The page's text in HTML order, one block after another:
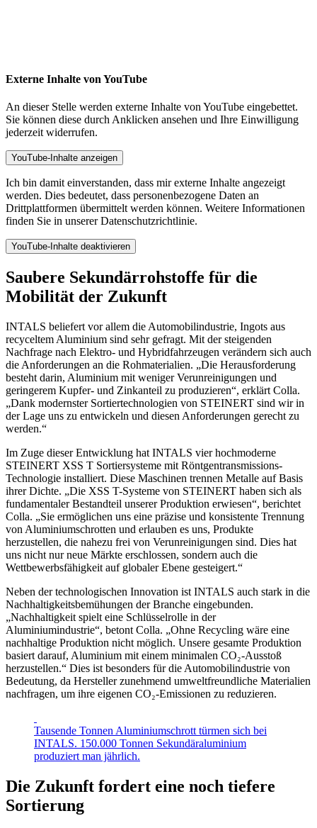
Externe Inhalte von YouTube
An dieser Stelle werden externe Inhalte von YouTube eingebettet.
Sie können diese durch Anklicken ansehen und Ihre Einwilligung
jederzeit widerrufen.
YouTube-Inhalte anzeigen
Ich bin damit einverstanden, dass mir externe Inhalte angezeigt
werden. Dies bedeutet, dass personenbezogene Daten an
Drittplattformen übermittelt werden können. Weitere Informationen
finden Sie in unserer Datenschutzrichtlinie.
YouTube-Inhalte deaktivieren
Saubere Sekundärrohstoffe für die
Mobilität der Zukunft
INTALS beliefert vor allem die Automobilindustrie, Ingots aus
recyceltem Aluminium sind sehr gefragt. Mit der steigenden
Nachfrage nach Elektro- und Hybridfahrzeugen verändern sich auch
die Anforderungen an die Rohmaterialien. „Die Herausforderung
besteht darin, Aluminium mit weniger Verunreinigungen und
geringerem Kupfer- und Zinkanteil zu produzieren“, erklärt Colla.
„Dank modernster Sortiertechnologien von STEINERT sind wir in
der Lage uns zu entwickeln und diesen Anforderungen gerecht zu
werden.“
Im Zuge dieser Entwicklung hat INTALS vier hochmoderne
STEINERT XSS T Sortiersysteme mit Röntgentransmissions-
Technologie installiert. Diese Maschinen trennen Metalle auf Basis
ihrer Dichte. „Die XSS T-Systeme von STEINERT haben sich als
fundamentaler Bestandteil unserer Produktion erwiesen“, berichtet
Colla. „Sie ermöglichen uns eine präzise und konsistente Trennung
von Aluminiumschrotten und erlauben es uns, Produkte
herzustellen, die nahezu frei von Verunreinigungen sind. Dies hat
uns nicht nur neue Märkte erschlossen, sondern auch die
Wettbewerbsfähigkeit auf globaler Ebene gesteigert.“
Neben der technologischen Innovation ist INTALS auch stark in die
Nachhaltigkeitsbemühungen der Branche eingebunden.
„Nachhaltigkeit spielt eine Schlüsselrolle in der
Aluminiumindustrie“, betont Colla. „Ohne Recycling wäre eine
nachhaltige Produktion nicht möglich. Unsere gesamte Produktion
basiert darauf, Aluminium mit einem minimalen CO₂-Ausstoß
herzustellen.“ Dies ist besonders für die Automobilindustrie von
Bedeutung, da Hersteller zunehmend umweltfreundliche Materialien
nachfragen, um ihre eigenen CO₂-Emissionen zu reduzieren.
Tausende Tonnen Aluminiumschrott türmen sich bei
INTALS. 150.000 Tonnen Sekundäraluminium
produziert man jährlich.
Die Zukunft fordert eine noch tiefere
Sortierung